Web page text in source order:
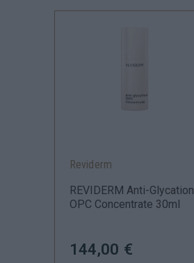
Reviderm
REVIDERM Anti-Glycation
OPC Concentrate 30ml